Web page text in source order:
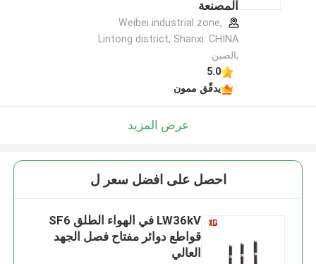
المصنعة
Weibei industrial zone,
Lintong district, Shanxi. CHINA
,الصين
5.0
يدقّق ممون
عرض المزيد
احصل على افضل سعر ل
LW36kV في الهواء الطلق SF6
قواطع دوائر مفتاح فصل الجهد
العالي